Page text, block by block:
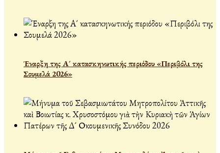
Έναρξη της Α´ κατασκηνωτικής περιόδου «Περιβόλι της
Σουμελά 2026»